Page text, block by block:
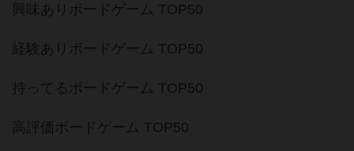
興味ありボードゲーム TOP50
経験ありボードゲーム TOP50
持ってるボードゲーム TOP50
高評価ボードゲーム TOP50